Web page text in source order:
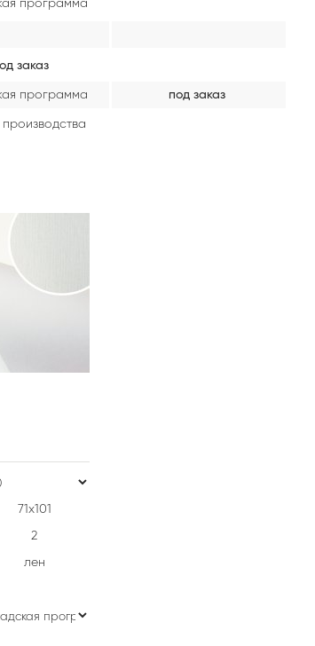
программа
заказ
программа под заказ
производства
71х101
2
лен